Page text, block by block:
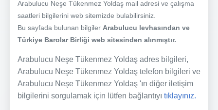
Arabulucu Neşe Tükenmez Yoldaş mail adresi ve çalışma
saatleri bilgilerini web sitemizde bulabilirsiniz.
Bu sayfada bulunan bilgiler Arabulucu levhasından ve
Türkiye Barolar Birliği web sitesinden alınmıştır.
Arabulucu Neşe Tükenmez Yoldaş adres bilgileri,
Arabulucu Neşe Tükenmez Yoldaş telefon bilgileri ve
Arabulucu Neşe Tükenmez Yoldaş 'ın diğer iletişim
bilgilerini sorgulamak için lütfen bağlantıyı tıklayınız.